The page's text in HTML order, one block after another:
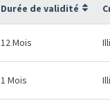
Durée de validité
12 Mois
1 Mois